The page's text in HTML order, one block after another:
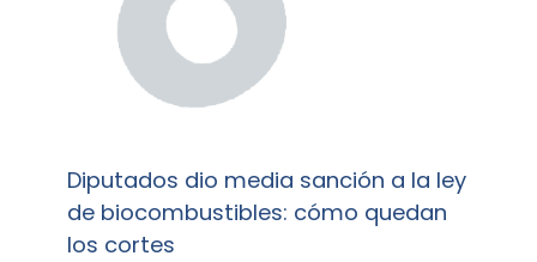
Diputados dio media sanción a la ley
de biocombustibles: cómo quedan
los cortes